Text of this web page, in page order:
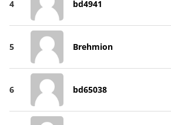
4 bd4941
5 Brehmion
6 bd65038